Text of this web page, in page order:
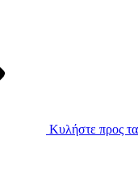
Κυλήστε προς